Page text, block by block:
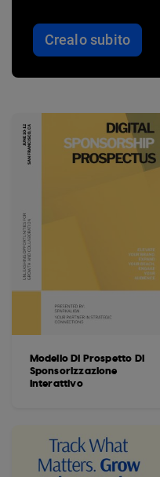
Crealo subito
Modello Di Prospetto Di
Sponsorizzazione
Interattivo